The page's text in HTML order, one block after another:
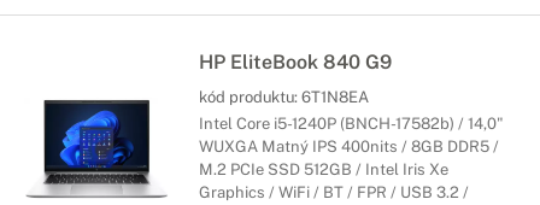
HP EliteBook 840 G9
kód produktu: 6T1N8EA
Intel Core i5-1240P (BNCH-17582b) / 14,0"
WUXGA Matný IPS 400nits / 8GB DDR5 /
M.2 PCIe SSD 512GB / Intel Iris Xe
Graphics / WiFi / BT / FPR / USB 3.2 /